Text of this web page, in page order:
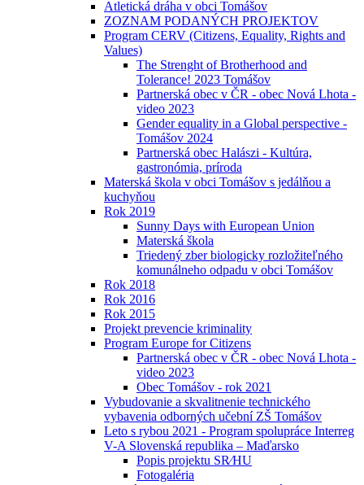
Atletická dráha v obci Tomášov
ZOZNAM PODANÝCH PROJEKTOV
Program CERV (Citizens, Equality, Rights and
Values)
The Strenght of Brotherhood and
Tolerance! 2023 Tomášov
Partnerská obec v ČR - obec Nová Lhota -
video 2023
Gender equality in a Global perspective -
Tomášov 2024
Partnerská obec Halászi - Kultúra,
gastronómia, príroda
Materská škola v obci Tomášov s jedálňou a
kuchyňou
Rok 2019
Sunny Days with European Union
Materská škola
Triedený zber biologicky rozložiteľného
komunálneho odpadu v obci Tomášov
Rok 2018
Rok 2016
Rok 2015
Projekt prevencie kriminality
Program Europe for Citizens
Partnerská obec v ČR - obec Nová Lhota -
video 2023
Obec Tomášov - rok 2021
Vybudovanie a skvalitnenie technického
vybavenia odborných učební ZŠ Tomášov
Leto s rybou 2021 - Program spolupráce Interreg
V-A Slovenská republika – Maďarsko
Popis projektu SR⁄HU
Fotogaléria